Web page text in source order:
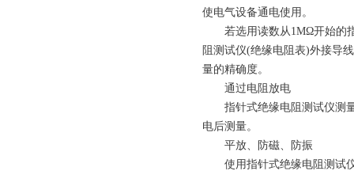
使电气设备通电使用。
若选用读数从1MΩ开始的
阻测试仪(绝缘电阻表)外接导
量的精确度。
通过电阻放电
指针式绝缘电阻测试仪测量
电后测量。
平放、防磁、防振
使用指针式绝缘电阻测试仪(